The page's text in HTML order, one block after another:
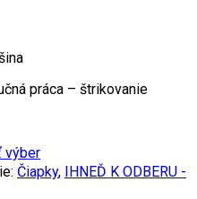
práca – štrikovanie
výber
Čiapky, IHNEĎ K ODBERU -